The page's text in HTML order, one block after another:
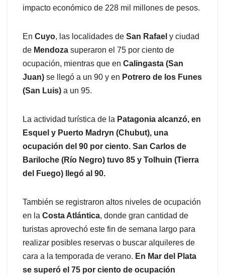
impacto económico de 228 mil millones de pesos.
En Cuyo, las localidades de San Rafael y ciudad
de Mendoza superaron el 75 por ciento de
ocupación, mientras que en Calingasta (San
Juan) se llegó a un 90 y en Potrero de los Funes
(San Luis) a un 95.
La actividad turística de la Patagonia alcanzó, en
Esquel y Puerto Madryn (Chubut), una
ocupación del 90 por ciento. San Carlos de
Bariloche (Río Negro) tuvo 85 y Tolhuin (Tierra
del Fuego) llegó al 90.
También se registraron altos niveles de ocupación
en la Costa Atlántica, donde gran cantidad de
turistas aprovechó este fin de semana largo para
realizar posibles reservas o buscar alquileres de
cara a la temporada de verano. En Mar del Plata
se superó el 75 por ciento de ocupación